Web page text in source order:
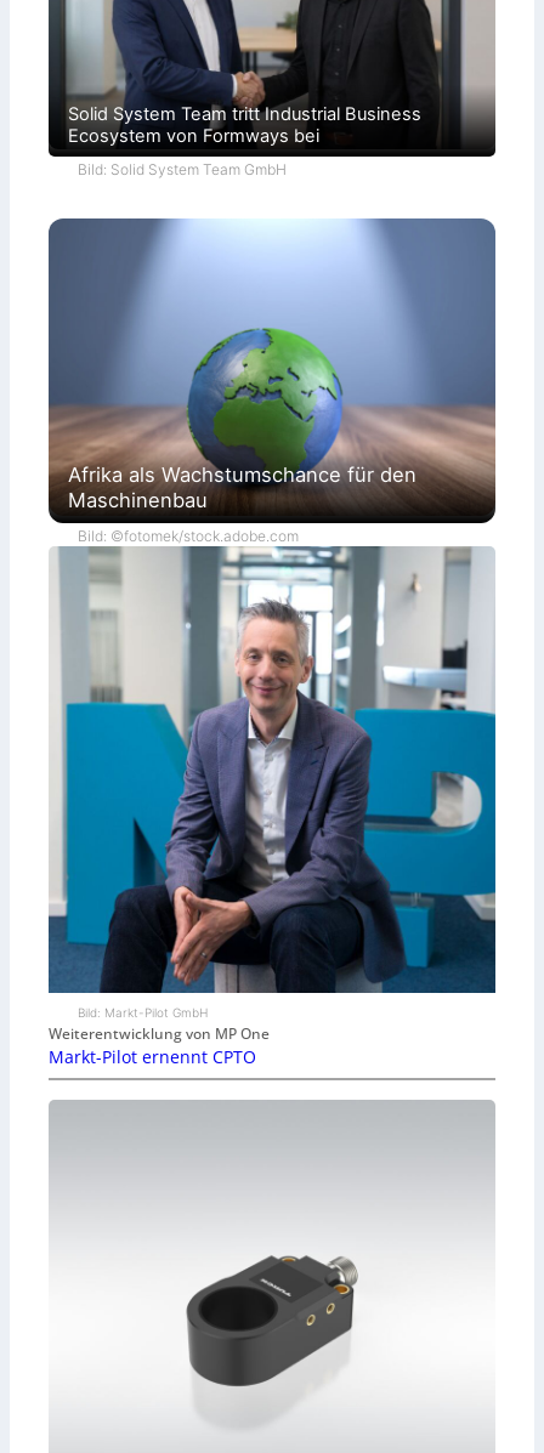
Solid System Team tritt Industrial Business
Ecosystem von Formways bei
Bild: Solid System Team GmbH
Afrika als Wachstumschance für den
Maschinenbau
Bild: ©fotomek/stock.adobe.com
Bild: Markt-Pilot GmbH
Weiterentwicklung von MP One
Markt-Pilot ernennt CPTO